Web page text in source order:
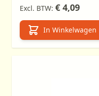
€ 4,09
In Winkelwagen